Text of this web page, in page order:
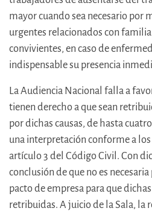
mayor cuando sea necesario por
urgentes relacionados con
convivientes, en caso de
indispensable su presencia
La Audiencia Nacional falla a
tienen derecho a que sean
por dichas causas, de hasta
una interpretación conforme a los
artículo 3 del Código Civil. Con
conclusión de que no es
pacto de empresa para que
retribuidas. A juicio de la Sala, la